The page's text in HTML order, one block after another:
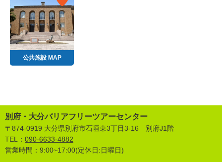
公共施設 MAP
別府・大分バリアフリーツアーセンター
〒874-0919 大分県別府市石垣東3丁目3-16 別府J1階
TEL： 090-6633-4882
営業時間：9:00~17:00(定休日:日曜日)